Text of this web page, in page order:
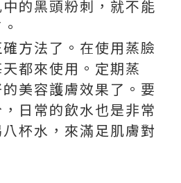
的黑頭粉刺，就不能
方法了。在使用蒸臉
都來使用。定期蒸
美容護膚效果了。要
日常的飲水也是非常
杯水，來滿足肌膚對